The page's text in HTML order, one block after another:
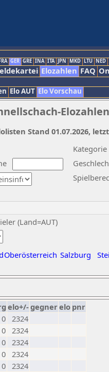
GER GRE INA ITA JPN MKD LTU NED
Elozahlen FAQ
Elo AUT Elo Vorschau
Elozahlen
Kategorie
(Land=AUT)
Oberösterreich Salzburg
Stand 01.07.2026,
elo+/-gegnerelo pnr
0 2324
0 2324
0 2324
0 2324
0 2324